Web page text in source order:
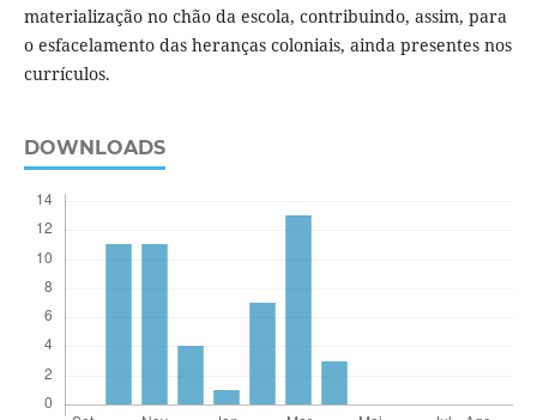
materialização no chão da escola, contribuindo, assim, para
o esfacelamento das heranças coloniais, ainda presentes nos
currículos.
DOWNLOADS